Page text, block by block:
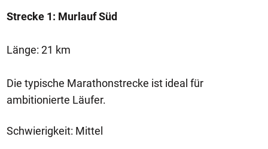
Strecke 1: Murlauf Süd
Länge: 21 km
Die typische Marathonstrecke ist ideal für
ambitionierte Läufer.
Schwierigkeit: Mittel